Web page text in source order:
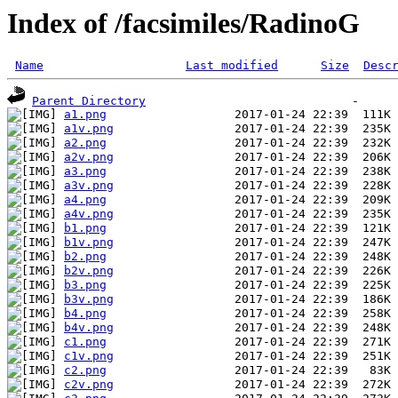
Index of /facsimiles/RadinoG
Name Last modified Size
Parent Directory
a1.png
a1v.png
a2.png
a2v.png
a3.png
a3v.png
a4.png
a4v.png
b1.png
b1v.png
b2.png
b2v.png
b3.png
b3v.png
b4.png
b4v.png
c1.png
c1v.png
c2.png
c2v.png